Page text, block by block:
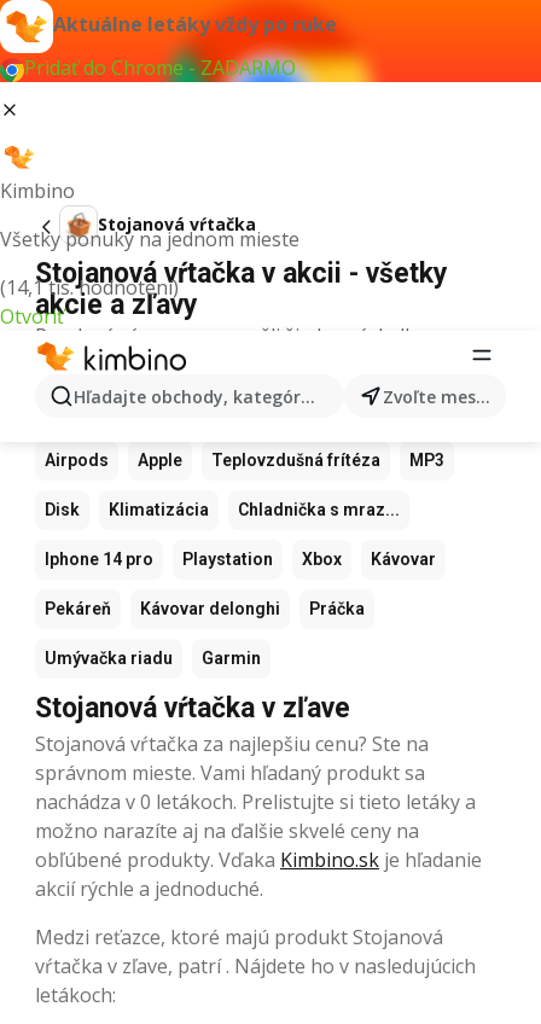
Aktuálne letáky vždy po ruke
Pridať do Chrome - ZADARMO
Kimbino
Všetky ponuky na jednom mieste
(14,1 tis. hodnotení)
Otvoriť
Hľadajte obchody, kategórie, produkty... Zvoľte mesto
Stojanová vŕtačka
Stojanová vŕtačka v akcii - všetky
akcie a zľavy
Pre daný výraz sme nenašli žiadne výsledky.
Ďalšie obľúbené produkty
Samsung Xiaomi Apple Watch
Airpods Apple Teplovzdušná frítéza MP3
Disk Klimatizácia Chladnička s mraz...
Iphone 14 pro Playstation Xbox Kávovar
Pekáreň Kávovar delonghi Práčka
Umývačka riadu Garmin
Stojanová vŕtačka v zľave
Stojanová vŕtačka za najlepšiu cenu? Ste na
správnom mieste. Vami hľadaný produkt sa
nachádza v 0 letákoch. Prelistujte si tieto letáky a
možno narazíte aj na ďalšie skvelé ceny na
obľúbené produkty. Vďaka Kimbino.sk je hľadanie
akcií rýchle a jednoduché.
Medzi reťazce, ktoré majú produkt Stojanová
vŕtačka v zľave, patrí . Nájdete ho v nasledujúcich
letákoch: